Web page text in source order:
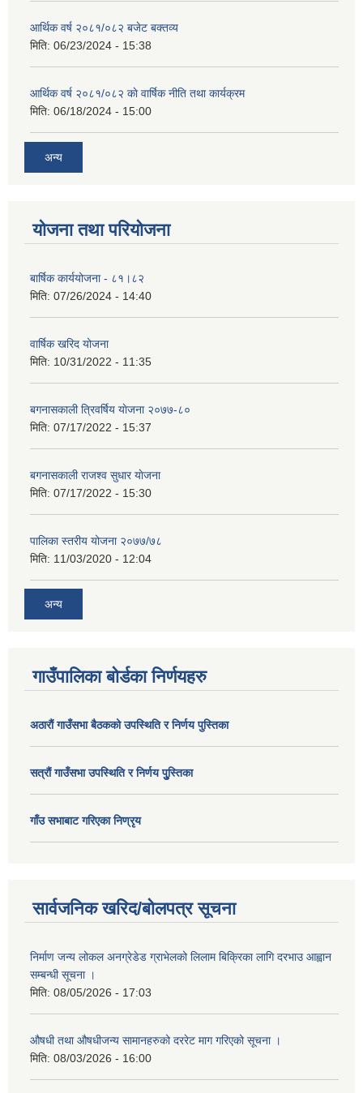
आर्थिक वर्ष २०८१/०८२ बजेट बक्तव्य
मिति: 06/23/2024 - 15:38
आर्थिक वर्ष २०८१/०८२ काे वार्षिक नीति तथा कार्यक्रम
मिति: 06/18/2024 - 15:00
अन्य
योजना तथा परियोजना
बार्षिक कार्ययोजना - ८१।८२
मिति: 07/26/2024 - 14:40
वार्षिक खरिद योजना
मिति: 10/31/2022 - 11:35
बगनासकाली त्रिवर्षिय याेजना २०७७-८०
मिति: 07/17/2022 - 15:37
बगनासकाली राजश्व सुधार याेजना
मिति: 07/17/2022 - 15:30
पालिका स्तरीय योजना २०७७/७८
मिति: 11/03/2020 - 12:04
अन्य
गाउँपालिका बोर्डका निर्णयहरु
अठाराैं गाउँसभा बैठकको उपस्थिति र निर्णय पुस्तिका
सत्राैं गाउँसभा उपस्थिति र निर्णय पुु्स्तिका
गाँउ सभाबाट गरिएका निण्रृय
सार्वजनिक खरिद/बोलपत्र सूचना
निर्माण जन्य लोकल अनग्रेडेड ग्राभेलको लिलाम बिक्रिका लागि दरभाउ आह्वान
सम्बन्धी सूचना ।
मिति: 08/05/2026 - 17:03
औषधी तथा औषधीजन्य सामानहरुको दररेट माग गरिएको सूचना ।
मिति: 08/03/2026 - 16:00